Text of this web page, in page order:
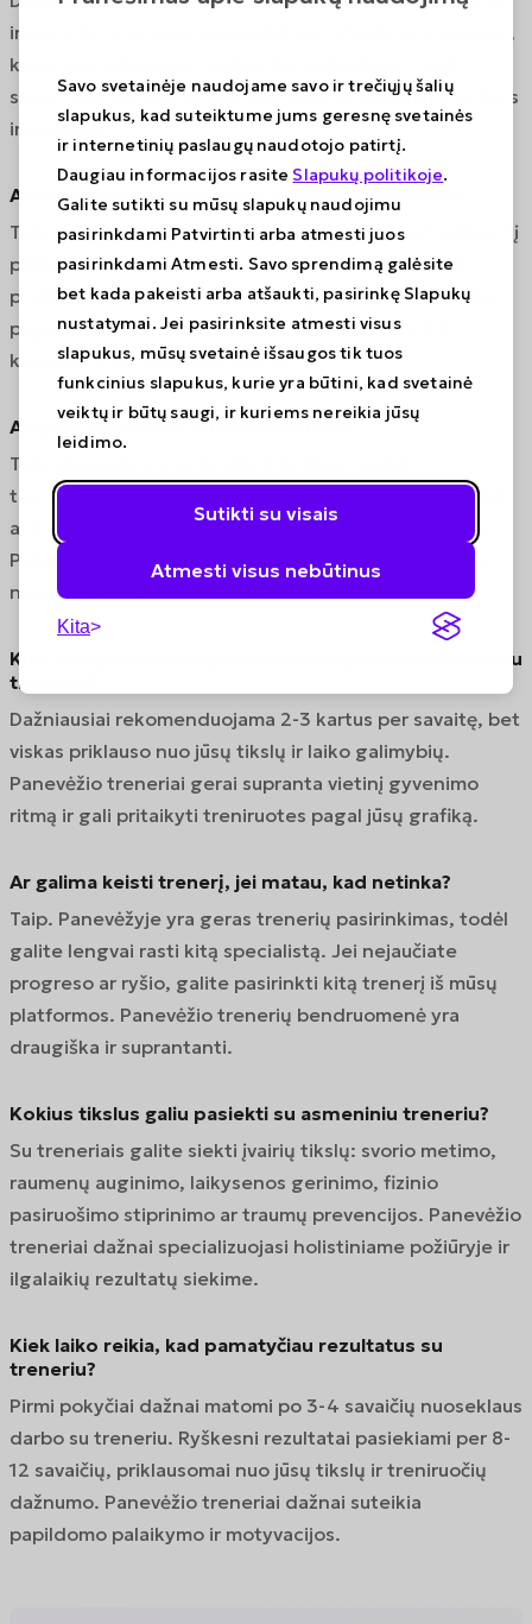
Savo svetainėje naudojame savo ir trečiųjų šalių
slapukus, kad suteiktume jums geresnę svetainės
ir internetinių paslaugų naudotojo patirtį.
Daugiau informacijos rasite Slapukų politikoje.
Galite sutikti su mūsų slapukų naudojimu
pasirinkdami Patvirtinti arba atmesti juos
pasirinkdami Atmesti. Savo sprendimą galėsite
bet kada pakeisti arba atšaukti, pasirinkę Slapukų
nustatymai. Jei pasirinksite atmesti visus
slapukus, mūsų svetainė išsaugos tik tuos
funkcinius slapukus, kurie yra būtini, kad svetainė
veiktų ir būtų saugi, ir kuriems nereikia jūsų
leidimo.
Sutikti su visais
Atmesti visus nebūtinus
Kita
ir gerai išmano vietinius produktus. Mieste yra trenerių,
kurie specializuojasi mitybos konsultacijose ir gali
sukurti planus, pritaikytus prie vietinio gyvenimo stiliaus
ir produktų.
Ar pradedantiesiems reikia asmeninio trenerio?
Taip, ypač Panevėžyje, kur treneriai dažnai turi asmeninį
požiūrį į kiekvieną klientą. Treneris padeda išmokti
pratimų technikos, užtikrina saugumą ir sukuria planą
pagal jūsų tikslus. Panevėžio treneriai žinomi dėl
kantrybės su pradedančiaisiais.
Ar galiu treniruotis nuotoliniu būdu?
Taip, daugelis trenerių siūlo hibridinį modelį -
treniruotes internetu per 'Google Meets', vaizdo įrašus
ar individualius planus. Tai ypač patogu, jei gyvenate
Panevėžio rajone arba norite sportuoti namuose, bet
naudotis miesto trenerių patirtimi.
Kiek kartų per savaitę rekomenduojama treniruotis su
treneriu?
Dažniausiai rekomenduojama 2-3 kartus per savaitę, bet
viskas priklauso nuo jūsų tikslų ir laiko galimybių.
Panevėžio treneriai gerai supranta vietinį gyvenimo
ritmą ir gali pritaikyti treniruotes pagal jūsų grafiką.
Ar galima keisti trenerį, jei matau, kad netinka?
Taip. Panevėžyje yra geras trenerių pasirinkimas, todėl
galite lengvai rasti kitą specialistą. Jei nejaučiate
progreso ar ryšio, galite pasirinkti kitą trenerį iš mūsų
platformos. Panevėžio trenerių bendruomenė yra
draugiška ir suprantanti.
Kokius tikslus galiu pasiekti su asmeniniu treneriu?
Su treneriais galite siekti įvairių tikslų: svorio metimo,
raumenų auginimo, laikysenos gerinimo, fizinio
pasiruošimo stiprinimo ar traumų prevencijos. Panevėžio
treneriai dažnai specializuojasi holistiniame požiūryje ir
ilgalaikių rezultatų siekime.
Kiek laiko reikia, kad pamatyčiau rezultatus su
treneriu?
Pirmi pokyčiai dažnai matomi po 3-4 savaičių nuoseklaus
darbo su treneriu. Ryškesni rezultatai pasiekiami per 8-
12 savaičių, priklausomai nuo jūsų tikslų ir treniruočių
dažnumo. Panevėžio treneriai dažnai suteikia
papildomo palaikymo ir motyvacijos.